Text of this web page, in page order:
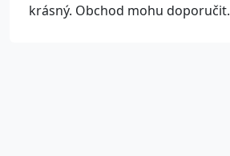
krásný. Obchod mohu doporučit.